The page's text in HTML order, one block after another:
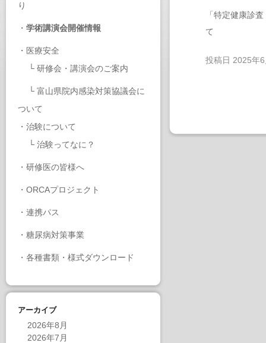
り
・ 学術講演会開催情報
・ 医療安全
└ 研修会・講演会のご案内
└ 富山県院内感染対策協議会に
ついて
・ 治験について
└ 治験ってなに？
・ 研修医の皆様へ
・ ORCAプロジェクト
・ 連携パス
・ 糖尿病対策事業
・ 各種書類・様式ダウンロード
アーカイブ
2026年8月
2026年7月
「特定健康診
て
投稿日 2025年